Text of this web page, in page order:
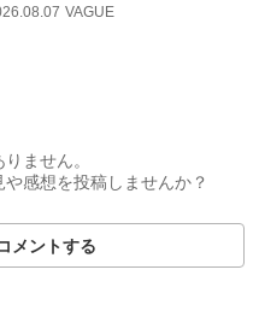
VAGUE
ません。
感想を投稿しませんか？
メントする